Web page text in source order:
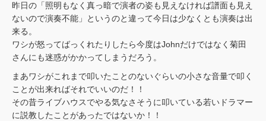
昨日の「照明もなく真っ暗で演者の姿も見えなければ譜面も見え
ないので演奏不能」というのと違って今日は少なくとも演奏は出
来る。
ワシが怒ってばっくれたりしたら今度はJohnだけではなく菊田
さんにも迷惑がかかってしまうだろう。
まあワシがこれまで叩いたことのないぐらいの小さな音量で叩く
ことが出来ればそれでいいのだ！！
その昔ライブハウスでやる気なさそうに叩いている若いドラマー
に説教したことがあったではないか！！